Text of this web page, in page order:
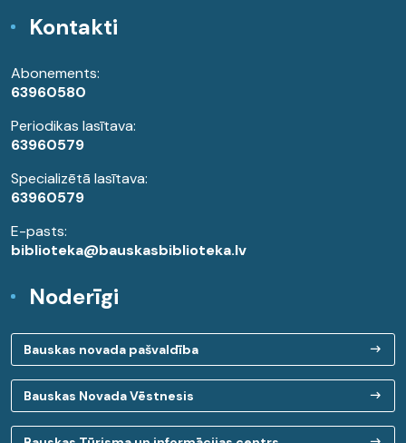
Kontakti
Abonements:
63960580
Periodikas lasītava:
63960579
Specializētā lasītava:
63960579
E-pasts:
biblioteka@bauskasbiblioteka.lv
Noderīgi
Bauskas novada pašvaldība
Bauskas Novada Vēstnesis